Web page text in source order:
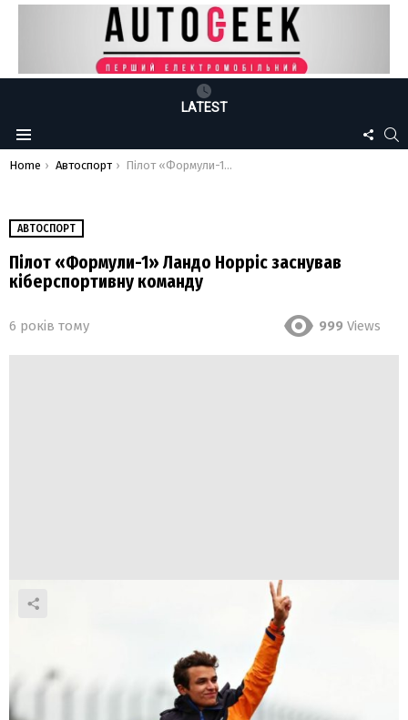
LATEST
Menu
US
You are here:
Home Автоспорт Пілот «Формули-1» Ландо Норріс заснував кіберспортивну команду
АВТОСПОРТ
Пілот «Формули-1» Ландо Норріс заснував
кіберспортивну команду
6 років тому 999 Views